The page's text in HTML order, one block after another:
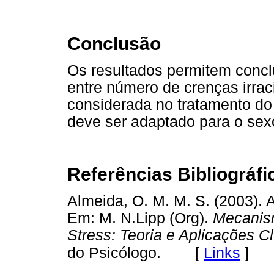
Conclusão
Os resultados permitem
entre número de crenças
considerada no tratamento
deve ser adaptado para o
Referências
Almeida, O. M. M. S. (2003).
Em: M. N.Lipp (Org).
Stress: Teoria e Aplicações
do Psicólogo. [ Links ]